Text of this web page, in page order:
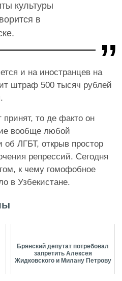
культуры
в
и на иностранцев на
штраф 500 тысяч рублей
принят, то де факто он
вообще любой
ЛГБТ, открыв простор
репрессий. Сегодня
к чему гомофобное
в Узбекистане.
Брянский депутат потребовал
запретить Алексея
Жидковского и Милану Петрову